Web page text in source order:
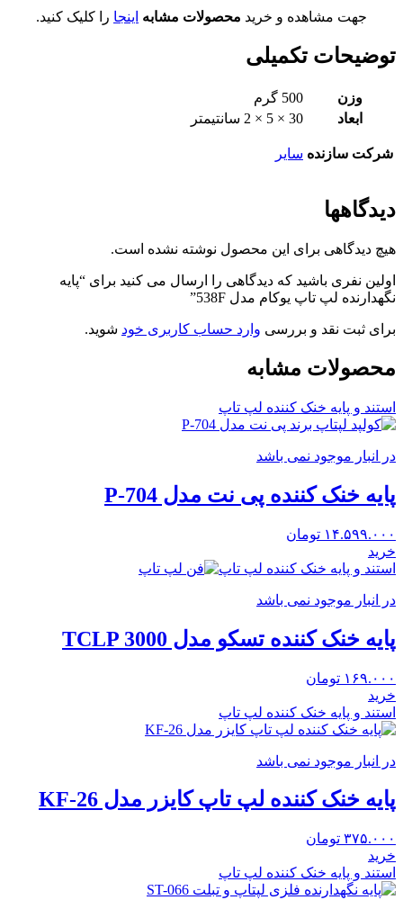
جهت مشاهده و خرید محصولات مشابه اینجا را کلیک کنید.
توضیحات تکمیلی
وزن
500 گرم
ابعاد
30 × 5 × 2 سانتیمتر
شرکت سازنده سایر
دیدگاهها
هیچ دیدگاهی برای این محصول نوشته نشده است.
اولین نفری باشید که دیدگاهی را ارسال می کنید برای “پایه
نگهدارنده لپ تاپ یوکام مدل 538F”
برای ثبت نقد و بررسی وارد حساب کاربری خود شوید.
محصولات مشابه
استند و پایه خنک کننده لپ تاپ
در انبار موجود نمی باشد
پایه خنک کننده پی نت مدل P-704
۱۴.۵۹۹.۰۰۰ تومان
خرید
استند و پایه خنک کننده لپ تاپ
در انبار موجود نمی باشد
پایه خنک کننده تسکو مدل TCLP 3000
۱۶۹.۰۰۰ تومان
خرید
استند و پایه خنک کننده لپ تاپ
در انبار موجود نمی باشد
پایه خنک کننده لپ تاپ کایزر مدل KF-26
۳۷۵.۰۰۰ تومان
خرید
استند و پایه خنک کننده لپ تاپ